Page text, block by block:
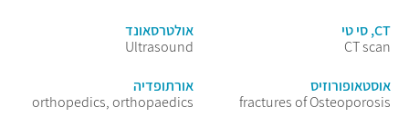
CT, סי טי
CT scan
אולטרסאונד
Ultrasound
אוסטאופורוזיס
fractures of Osteoporosis
אורתופדיה
orthopedics, orthopaedics